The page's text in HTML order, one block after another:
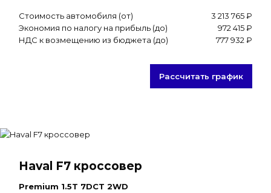
Стоимость автомобиля (от)
3 213 765 ₽
Экономия по налогу на прибыль (до)
972 415 ₽
НДС к возмещению из бюджета (до)
777 932 ₽
Рассчитать график
Haval F7 кроссовер
Premium 1.5T 7DCT 2WD